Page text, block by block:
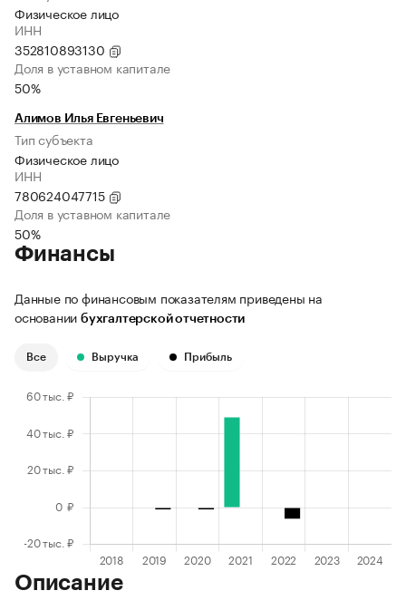
Физическое лицо
ИНН
352810893130
Доля в уставном капитале
50%
Алимов Илья Евгеньевич
Тип субъекта
Физическое лицо
ИНН
780624047715
Доля в уставном капитале
50%
Финансы
Данные по финансовым показателям приведены на
основании бухгалтерской отчетности
Все Выручка Прибыль
Описание